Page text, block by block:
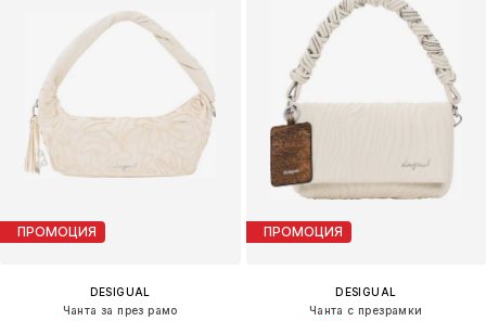
ПРОМОЦИЯ
DESIGUAL
Чанта за през рамо
ПРОМОЦИЯ
DESIGUAL
Чанта с презрамки